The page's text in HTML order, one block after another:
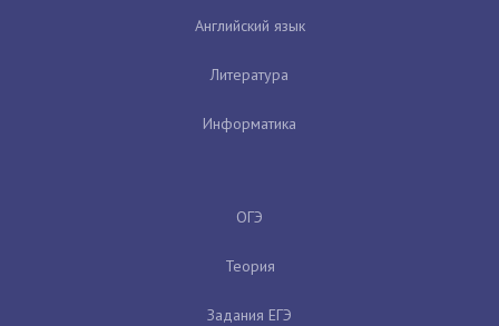
Английский язык
Литература
Информатика
ОГЭ
Теория
Задания ЕГЭ